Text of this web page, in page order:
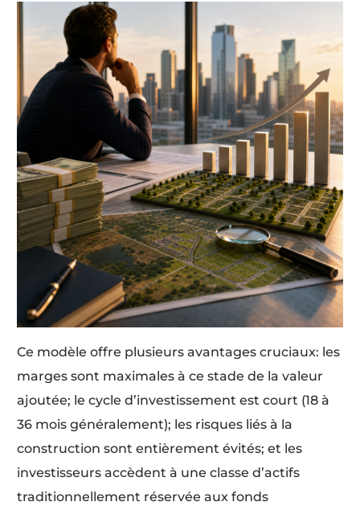
Ce modèle offre plusieurs avantages cruciaux: les
marges sont maximales à ce stade de la valeur
ajoutée; le cycle d’investissement est court (18 à
36 mois généralement); les risques liés à la
construction sont entièrement évités; et les
investisseurs accèdent à une classe d’actifs
traditionnellement réservée aux fonds